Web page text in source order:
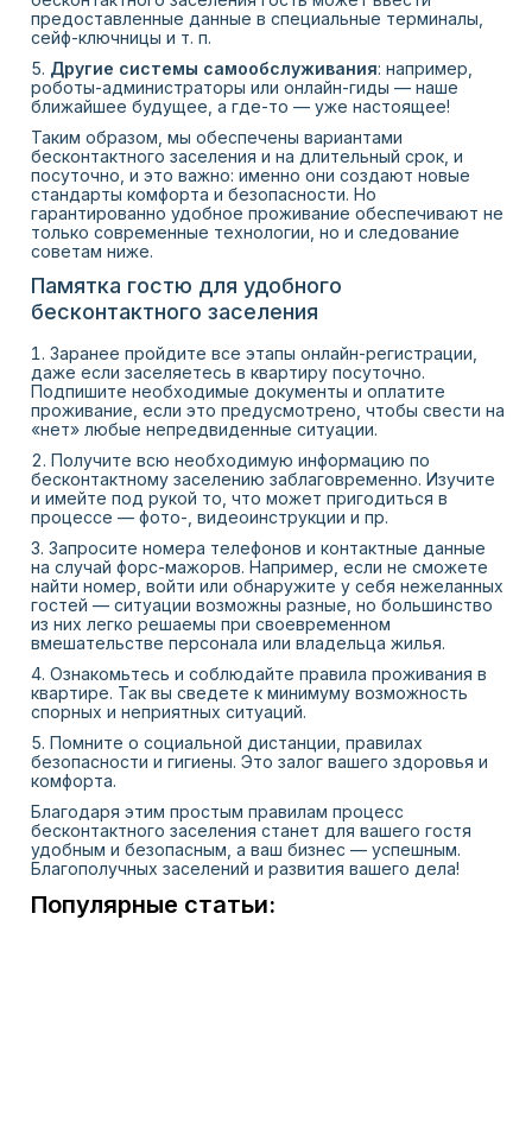
предоставленные данные в специальные терминалы,
сейф-ключницы и т. п.
Другие системы самообслуживания: например,
роботы-администраторы или онлайн-гиды — наше
ближайшее будущее, а где-то — уже настоящее!
Таким образом, мы обеспечены вариантами
бесконтактного заселения и на длительный срок, и
посуточно, и это важно: именно они создают новые
стандарты комфорта и безопасности. Но
гарантированно удобное проживание обеспечивают не
только современные технологии, но и следование
советам ниже.
Памятка гостю для удобного
бесконтактного заселения
Заранее пройдите все этапы онлайн-регистрации,
даже если заселяетесь в квартиру посуточно.
Подпишите необходимые документы и оплатите
проживание, если это предусмотрено, чтобы свести на
«нет» любые непредвиденные ситуации.
Получите всю необходимую информацию по
бесконтактному заселению заблаговременно. Изучите
и имейте под рукой то, что может пригодиться в
процессе — фото-, видеоинструкции и пр.
Запросите номера телефонов и контактные данные
на случай форс-мажоров. Например, если не сможете
найти номер, войти или обнаружите у себя нежеланных
гостей — ситуации возможны разные, но большинство
из них легко решаемы при своевременном
вмешательстве персонала или владельца жилья.
Ознакомьтесь и соблюдайте правила проживания в
квартире. Так вы сведете к минимуму возможность
спорных и неприятных ситуаций.
Помните о социальной дистанции, правилах
безопасности и гигиены. Это залог вашего здоровья и
комфорта.
Благодаря этим простым правилам процесс
бесконтактного заселения станет для вашего гостя
удобным и безопасным, а ваш бизнес — успешным.
Благополучных заселений и развития вашего дела!
Популярные статьи: